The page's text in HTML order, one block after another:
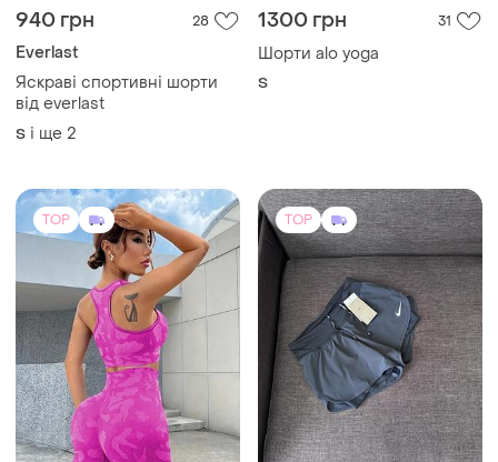
940 грн 28
Everlast
Яскраві спортивні шорти
від everlast
S і ще 2
1300 грн 31
Шорти alo yoga
S
TOP TOP